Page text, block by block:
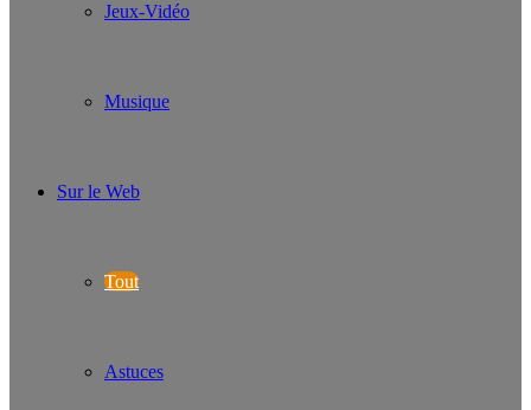
Jeux-Vidéo
Musique
Sur le Web
Tout
Astuces